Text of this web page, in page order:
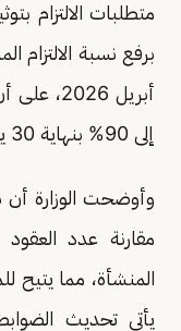
متطلبات الالتزام
أبريل
إلى 90% بنهاية 30 يونيو 2026.
وأوضحت الوزارة أن
مقارنة عدد العقود
المنشأة، مما يتيح
يأتي تحديث